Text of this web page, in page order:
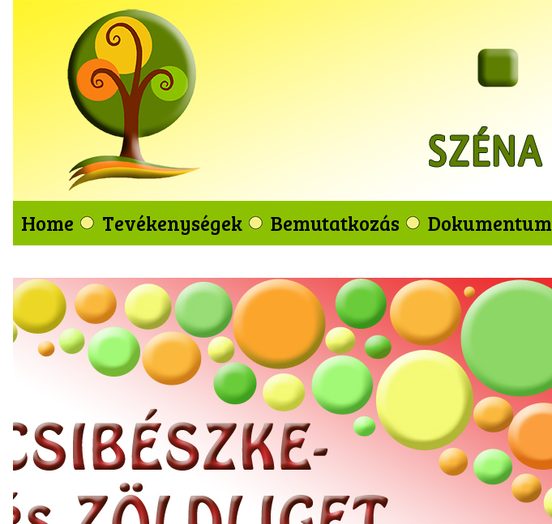
Home Tevékenységek Bemutatkozás Dokumentum